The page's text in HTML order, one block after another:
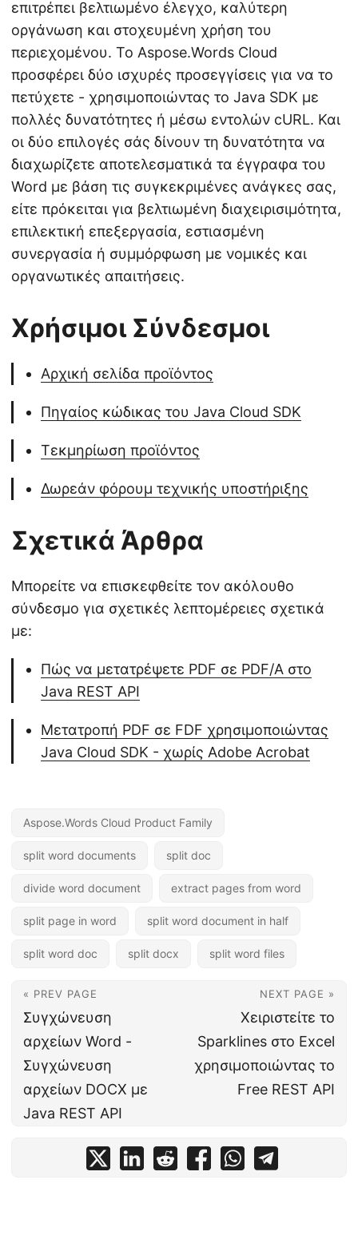
επιτρέπει βελτιωμένο έλεγχο, καλύτερη
οργάνωση και στοχευμένη χρήση του
περιεχομένου. Το Aspose.Words Cloud
προσφέρει δύο ισχυρές προσεγγίσεις για να το
πετύχετε - χρησιμοποιώντας το Java SDK με
πολλές δυνατότητες ή μέσω εντολών cURL. Και
οι δύο επιλογές σάς δίνουν τη δυνατότητα να
διαχωρίζετε αποτελεσματικά τα έγγραφα του
Word με βάση τις συγκεκριμένες ανάγκες σας,
είτε πρόκειται για βελτιωμένη διαχειρισιμότητα,
επιλεκτική επεξεργασία, εστιασμένη
συνεργασία ή συμμόρφωση με νομικές και
οργανωτικές απαιτήσεις.
Χρήσιμοι Σύνδεσμοι
Αρχική σελίδα προϊόντος
Πηγαίος κώδικας του Java Cloud SDK
Τεκμηρίωση προϊόντος
Δωρεάν φόρουμ τεχνικής υποστήριξης
Σχετικά Άρθρα
Μπορείτε να επισκεφθείτε τον ακόλουθο
σύνδεσμο για σχετικές λεπτομέρειες σχετικά
με:
Πώς να μετατρέψετε PDF σε PDF/A στο
Java REST API
Μετατροπή PDF σε FDF χρησιμοποιώντας
Java Cloud SDK - χωρίς Adobe Acrobat
Aspose.Words Cloud Product Family
split word documents split doc
divide word document extract pages from word
split page in word split word document in half
split word doc split docx split word files
« PREV PAGE
Συγχώνευση
αρχείων Word -
Συγχώνευση
αρχείων DOCX με
Java REST API
NEXT PAGE »
Χειριστείτε το
Sparklines στο Excel
χρησιμοποιώντας το
Free REST API